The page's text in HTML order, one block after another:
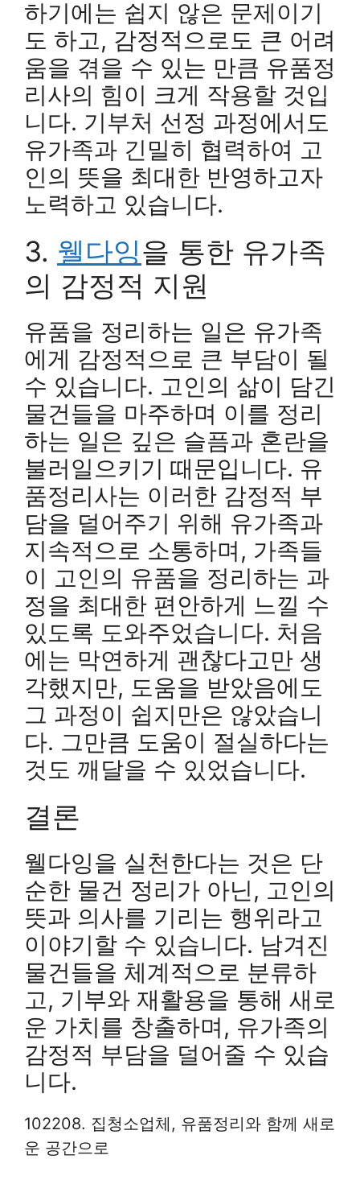
하기에는 쉽지 않은 문제이기
도 하고, 감정적으로도 큰 어려
움을 겪을 수 있는 만큼 유품정
리사의 힘이 크게 작용할 것입
니다. 기부처 선정 과정에서도
유가족과 긴밀히 협력하여 고
인의 뜻을 최대한 반영하고자
노력하고 있습니다.
3. 웰다잉을 통한 유가족
의 감정적 지원
유품을 정리하는 일은 유가족
에게 감정적으로 큰 부담이 될
수 있습니다. 고인의 삶이 담긴
물건들을 마주하며 이를 정리
하는 일은 깊은 슬픔과 혼란을
불러일으키기 때문입니다. 유
품정리사는 이러한 감정적 부
담을 덜어주기 위해 유가족과
지속적으로 소통하며, 가족들
이 고인의 유품을 정리하는 과
정을 최대한 편안하게 느낄 수
있도록 도와주었습니다. 처음
에는 막연하게 괜찮다고만 생
각했지만, 도움을 받았음에도
그 과정이 쉽지만은 않았습니
다. 그만큼 도움이 절실하다는
것도 깨달을 수 있었습니다.
결론
웰다잉을 실천한다는 것은 단
순한 물건 정리가 아닌, 고인의
뜻과 의사를 기리는 행위라고
이야기할 수 있습니다. 남겨진
물건들을 체계적으로 분류하
고, 기부와 재활용을 통해 새로
운 가치를 창출하며, 유가족의
감정적 부담을 덜어줄 수 있습
니다.
102208. 집청소업체, 유품정리와 함께 새로
운 공간으로